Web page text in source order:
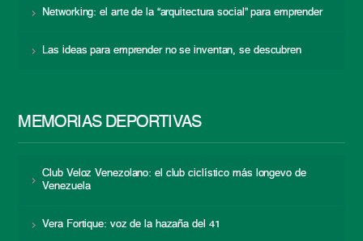
Networking: el arte de la “arquitectura social” para emprender
Las ideas para emprender no se inventan, se descubren
MEMORIAS DEPORTIVAS
Club Veloz Venezolano: el club ciclístico más longevo de
Venezuela
Vera Fortique: voz de la hazaña del 41